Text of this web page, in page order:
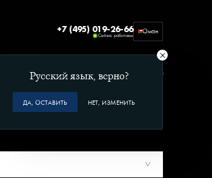
Офис 212, Бизнес-центр Beach Commercial,
Улица 3003, район Shatti Al Qurum,
Маскат, Оман
+7 (495) 019-26-66
Сейчас работаем Оман
Русский язык, верно?
ДА, ОСТАВИТЬ НЕТ, ИЗМЕНИТЬ